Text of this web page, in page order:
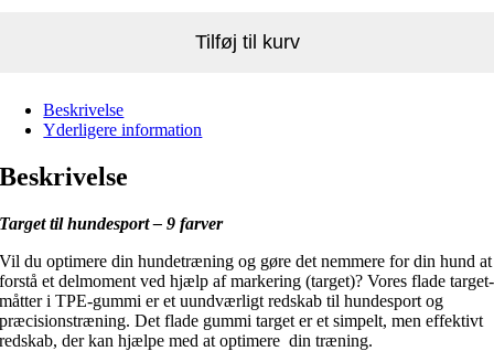
Tilføj til kurv
Beskrivelse
Yderligere information
Beskrivelse
Target til hundesport – 9 farver
Vil du optimere din hundetræning og gøre det nemmere for din hund at
forstå et delmoment ved hjælp af markering (target)? Vores flade target-
måtter i TPE-gummi er et uundværligt redskab til hundesport og
præcisionstræning. Det flade gummi target er et simpelt, men effektivt
redskab, der kan hjælpe med at optimere din træning.